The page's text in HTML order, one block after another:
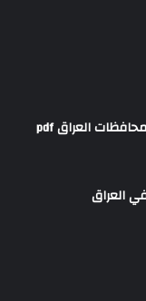
نتائج السادس ابتدائي الدور الاول 2023 لجميع محافظات العراق pdf